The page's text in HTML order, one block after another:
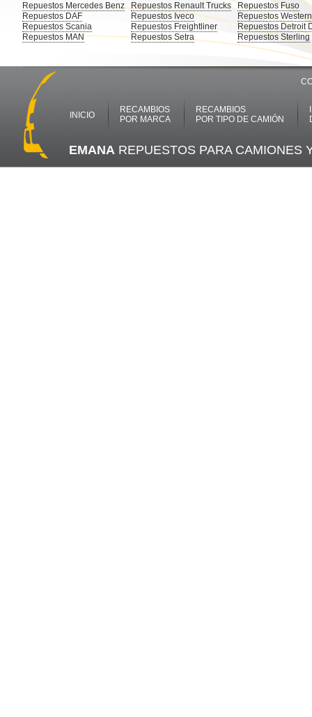
Repuestos Mercedes Benz
Repuestos DAF
Repuestos Scania
Repuestos MAN
Repuestos Renault Trucks
Repuestos Iveco
Repuestos Freightliner
Repuestos Setra
Repuestos Fuso
Repuestos
Repuestos Detroit
Repuestos Sterling
INICIO
RECAMBIOS
POR MARCA
RECAMBIOS
POR TIPO DE CAMIÓN
EMANA REPUESTOS PARA CAMIONES